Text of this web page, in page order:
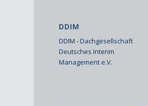
DDIM
DDIM - Dachgesellschaft
Deutsches Interim
Management e.V.